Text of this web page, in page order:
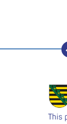
This